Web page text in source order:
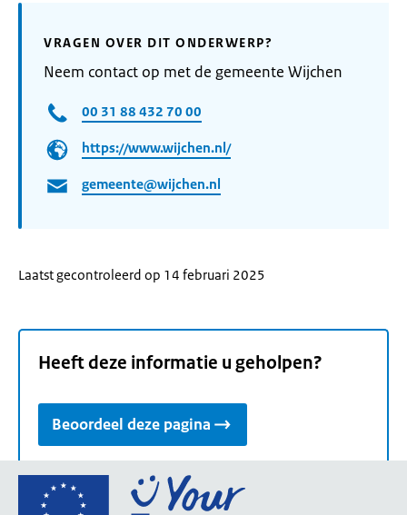
VRAGEN OVER DIT ONDERWERP?
Neem contact op met de gemeente Wijchen
00 31 88 432 70 00
https://www.wijchen.nl/
gemeente@wijchen.nl
Laatst gecontroleerd op 14 februari 2025
Heeft deze informatie u geholpen?
Beoordeel deze pagina
Ga